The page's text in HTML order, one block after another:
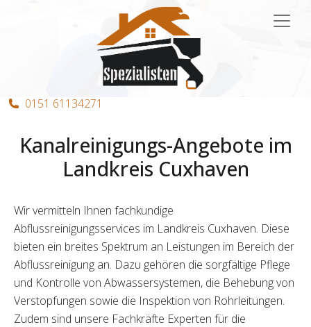
Hauptnavigation
0151 61134271
Kanalreinigungs-Angebote im
Landkreis Cuxhaven
Wir vermitteln Ihnen fachkundige
Abflussreinigungsservices im Landkreis Cuxhaven. Diese
bieten ein breites Spektrum an Leistungen im Bereich der
Abflussreinigung an. Dazu gehören die sorgfältige Pflege
und Kontrolle von Abwassersystemen, die Behebung von
Verstopfungen sowie die Inspektion von Rohrleitungen.
Zudem sind unsere Fachkräfte Experten für die